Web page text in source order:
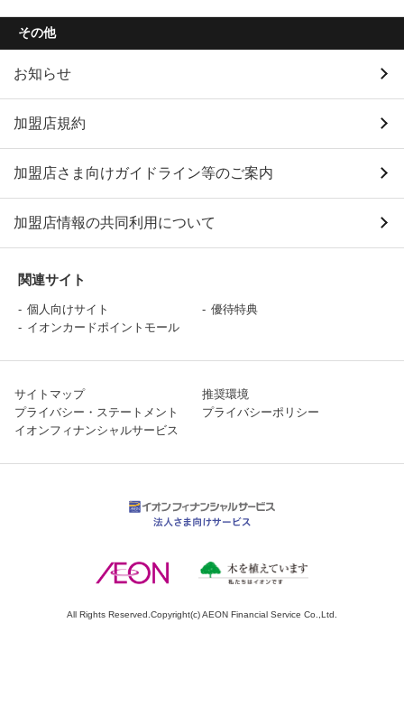
その他
お知らせ
加盟店規約
加盟店さま向けガイドライン等のご案内
加盟店情報の共同利用について
関連サイト
個人向けサイト
優待特典
イオンカードポイントモール
サイトマップ
推奨環境
プライバシー・ステートメント
プライバシーポリシー
イオンフィナンシャルサービス
All Rights Reserved.Copyright(c) AEON Financial Service Co.,Ltd.